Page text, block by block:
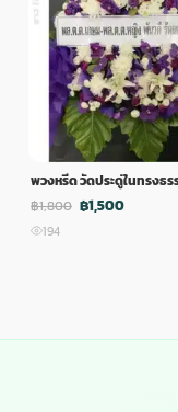
พวงหรีด วัดประดู่ในทรงธร
฿1,800 ฿1,500
194